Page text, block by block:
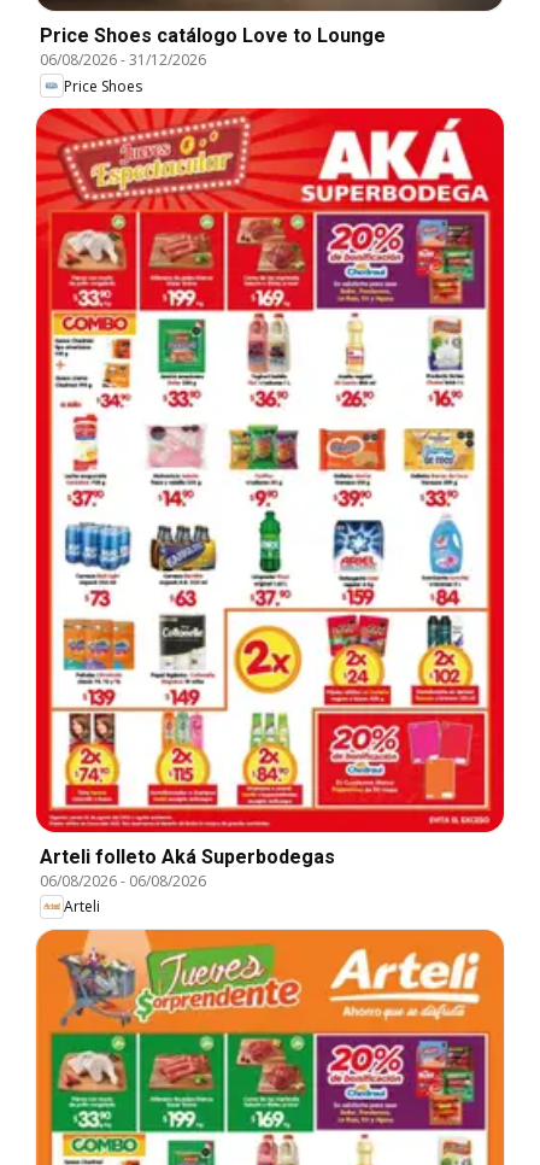
Price Shoes catálogo Love to Lounge
06/08/2026-31/12/2026
Price Shoes
Arteli folleto Aká Superbodegas
06/08/2026- 06/08/2026
Arteli